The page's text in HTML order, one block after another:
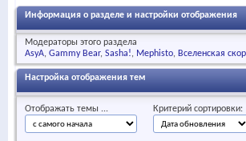
Информация о разделе и настройки отображения
Модераторы этого раздела
AsyA Gammy Bear Sasha! Mephisto Вселенская
Настройка отображения тем
Отображать темы ... Критерий сортировки: